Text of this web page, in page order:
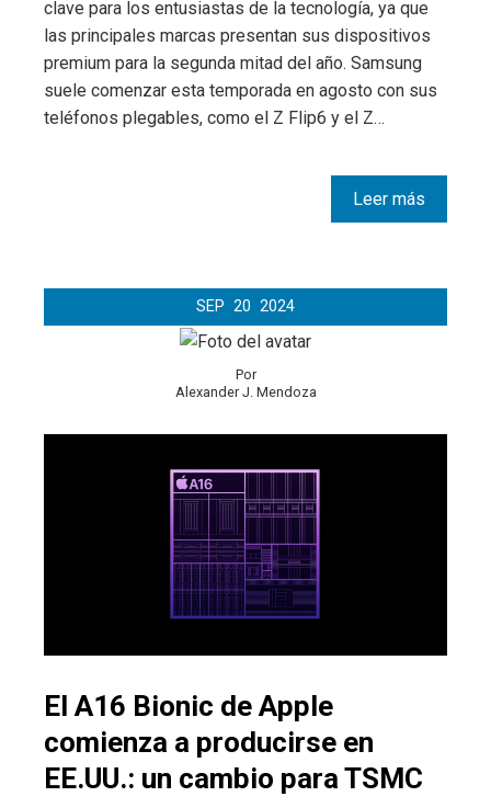
clave para los entusiastas de la tecnología, ya que
las principales marcas presentan sus dispositivos
premium para la segunda mitad del año. Samsung
suele comenzar esta temporada en agosto con sus
teléfonos plegables, como el Z Flip6 y el Z…
Leer más
SEP 20 2024
Por
Alexander J. Mendoza
El A16 Bionic de Apple
comienza a producirse en
EE.UU.: un cambio para TSMC